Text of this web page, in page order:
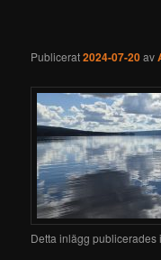
Publicerat2024-07-20av
Detta inlägg publicerades i